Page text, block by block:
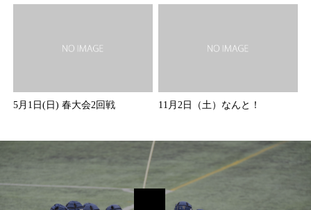
5月1日(日) 春大会2回戦 11月2日（土）なんと！